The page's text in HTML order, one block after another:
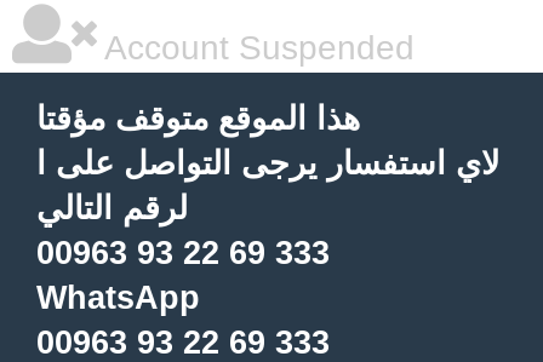
Account Suspended
هذا الموقع متوقف مؤقتا
لاي استفسار يرجى التواصل على ا
لرقم التالي
00963 93 22 69 333
WhatsApp
00963 93 22 69 333